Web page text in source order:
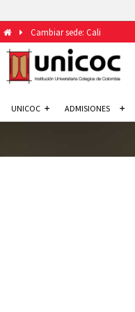
Cambiar sede: Cali
UNICOC ADMISIONES